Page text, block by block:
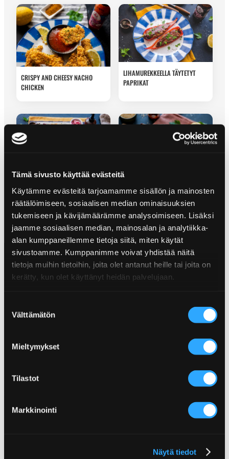
Tämä sivusto käyttää evästeitä
Käytämme evästeitä tarjoamamme sisällön ja mainosten
räätälöimiseen, sosiaalisen median ominaisuuksien
tukemiseen ja kävijämäärämme analysoimiseen. Lisäksi
jaamme sosiaalisen median, mainosalan ja analytiikka-
alan kumppaneillemme tietoja siitä, miten käytät
sivustoamme. Kumppanimme voivat yhdistää näitä
tietoja muihin tietoihin, joita olet antanut heille tai joita on
kerätty, kun olet käyttänyt heidän palvelujaan.
valinta
Välttämätön
Mieltymykset
Tilastot
Markkinointi
Näytä tiedot
CRISPY AND CHEESY NACHO
CHICKEN
LIHAMUREKKEELLA TÄYTETYT
PAPRIKAT
SPICY CHOW MEIN